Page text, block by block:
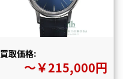
買取価格:
〜￥215,000円